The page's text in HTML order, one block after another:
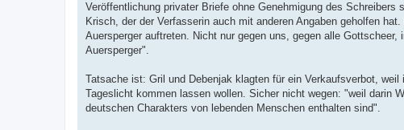
Veröffentlichung privater Briefe ohne Genehmigung des
Krisch, der der Verfasserin auch mit anderen Angaben geholfen
Auersperger auftreten. Nicht nur gegen uns, gegen alle
Auersperger".
Tatsache ist: Gril und Debenjak klagten für ein Verkaufsverbot,
Tageslicht kommen lassen wollen. Sicher nicht wegen: "weil darin
deutschen Charakters von lebenden Menschen enthalten sind".